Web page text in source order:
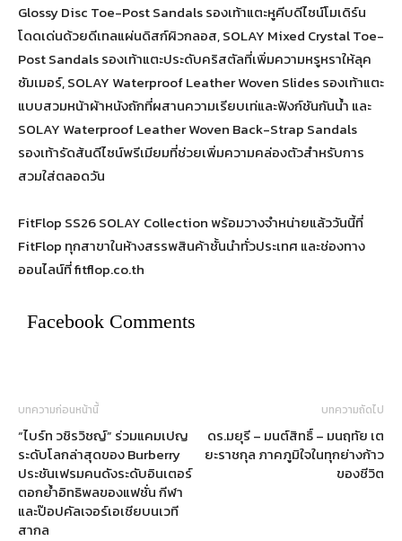
Glossy Disc Toe-Post Sandals รองเท้าแตะหูคีบดีไซน์โมเดิร์น
โดดเด่นด้วยดีเทลแผ่นดิสก์ผิวกลอส, SOLAY Mixed Crystal Toe-
Post Sandals รองเท้าแตะประดับคริสตัลที่เพิ่มความหรูหราให้ลุค
ซัมเมอร์, SOLAY Waterproof Leather Woven Slides รองเท้าแตะ
แบบสวมหน้าผ้าหนังถักที่ผสานความเรียบเท่และฟังก์ชันกันน้ำ และ
SOLAY Waterproof Leather Woven Back-Strap Sandals
รองเท้ารัดส้นดีไซน์พรีเมียมที่ช่วยเพิ่มความคล่องตัวสำหรับการ
สวมใส่ตลอดวัน
FitFlop SS26 SOLAY Collection พร้อมวางจำหน่ายแล้ววันนี้ที่
FitFlop ทุกสาขาในห้างสรรพสินค้าชั้นนำทั่วประเทศ และช่องทาง
ออนไลน์ที่ fitflop.co.th
Facebook Comments
บทความก่อนหน้านี้
“ไบร์ท วชิรวิชญ์” ร่วมแคมเปญ
ระดับโลกล่าสุดของ Burberry
ประชันเฟรมคนดังระดับอินเตอร์
ตอกย้ำอิทธิพลของแฟชั่น กีฬา
และป๊อปคัลเจอร์เอเชียบนเวที
สากล
บทความถัดไป
ดร.มยุรี – มนต์สิทธิ์ – มนฤทัย เต
ยะราชกุล ภาคภูมิใจในทุกย่างก้าว
ของชีวิต